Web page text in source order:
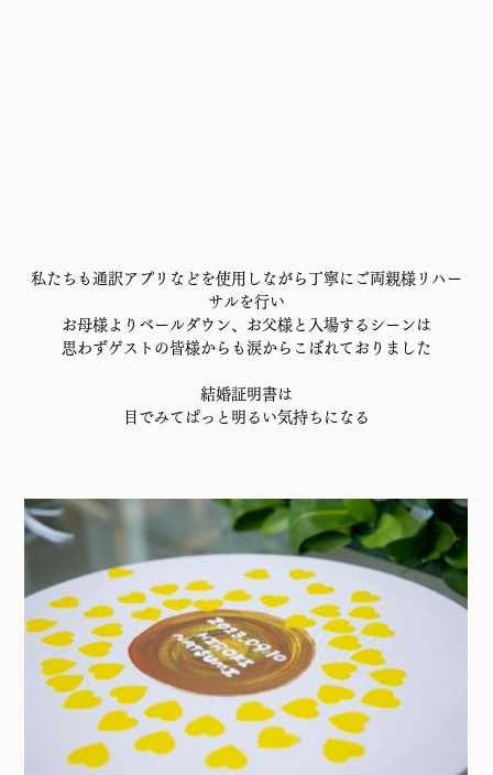
私たちも通訳アプリなどを使用しながら丁寧にご両親様リハー
サルを行い
お母様よりベールダウン、お父様と入場するシーンは
思わずゲストの皆様からも涙からこぼれておりました
結婚証明書は
目でみてぱっと明るい気持ちになる